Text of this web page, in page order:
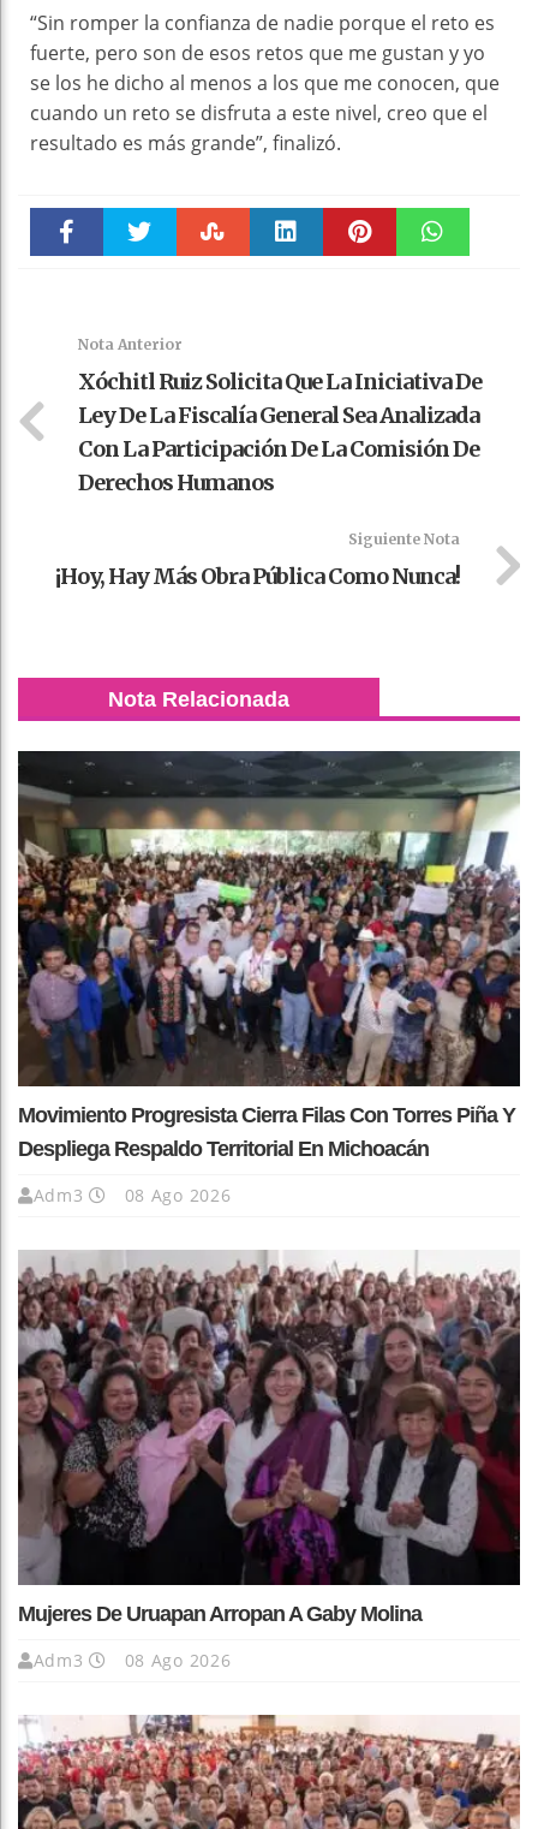
“Sin romper la confianza de nadie porque el reto es
fuerte, pero son de esos retos que me gustan y yo
se los he dicho al menos a los que me conocen, que
cuando un reto se disfruta a este nivel, creo que el
resultado es más grande”, finalizó.
Nota Anterior
Xóchitl Ruiz Solicita Que La Iniciativa De
Ley De La Fiscalía General Sea Analizada
Con La Participación De La Comisión De
Derechos Humanos
Siguiente Nota
¡Hoy, Hay Más Obra Pública Como Nunca!
Nota Relacionada
Movimiento Progresista Cierra Filas Con Torres Piña Y
Despliega Respaldo Territorial En Michoacán
Adm3 08 Ago 2026
Mujeres De Uruapan Arropan A Gaby Molina
Adm3 08 Ago 2026